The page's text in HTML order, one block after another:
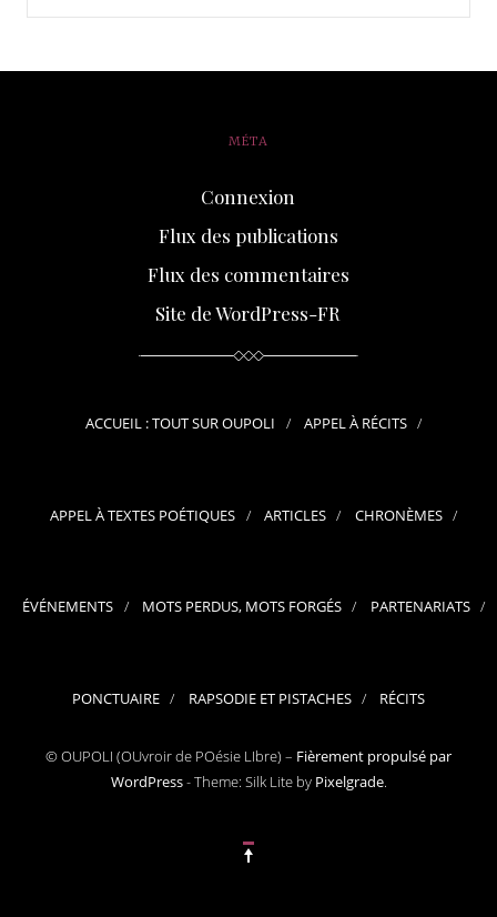
MÉTA
Connexion
Flux des publications
Flux des commentaires
Site de WordPress-FR
ACCUEIL : TOUT SUR OUPOLI APPEL À RÉCITS
APPEL À TEXTES POÉTIQUES ARTICLES CHRONÈMES
ÉVÉNEMENTS MOTS PERDUS, MOTS FORGÉS PARTENARIATS
PONCTUAIRE RAPSODIE ET PISTACHES RÉCITS
© OUPOLI (OUvroir de POésie LIbre) – Fièrement propulsé par
WordPress-Theme: Silk Lite by Pixelgrade.